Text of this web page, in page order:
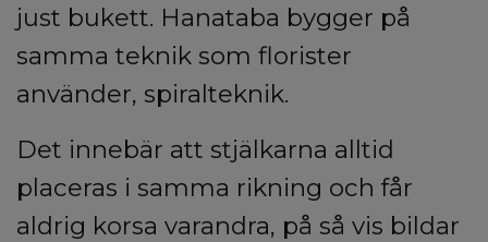
just bukett. Hanataba bygger på
samma teknik som florister
använder, spiralteknik.
Det innebär att stjälkarna alltid
placeras i samma rikning och får
aldrig korsa varandra, på så vis bildar